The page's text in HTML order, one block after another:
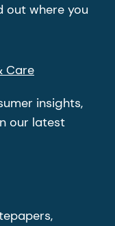
out where you
Care
insights,
our latest